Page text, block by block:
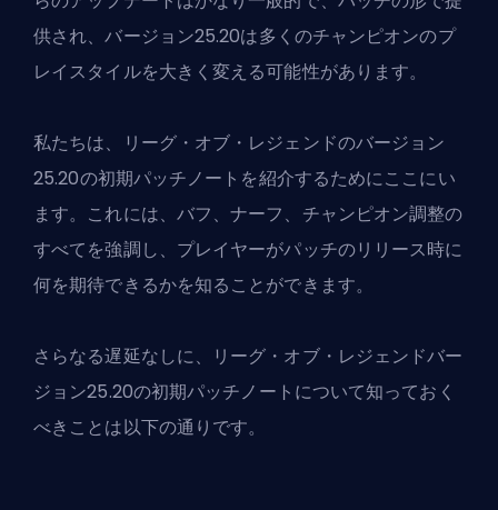
供され、バージョン25.20は多くのチャンピオンのプ
レイスタイルを大きく変える可能性があります。
私たちは、リーグ・オブ・レジェンドのバージョン
25.20の初期パッチノートを紹介するためにここにい
ます。これには、バフ、ナーフ、チャンピオン調整の
すべてを強調し、プレイヤーがパッチのリリース時に
何を期待できるかを知ることができます。
さらなる遅延なしに、 リーグ・オブ・レジェンドバー
ジョン25.20の初期パッチノートについて知っておく
べきことは以下の通りです。